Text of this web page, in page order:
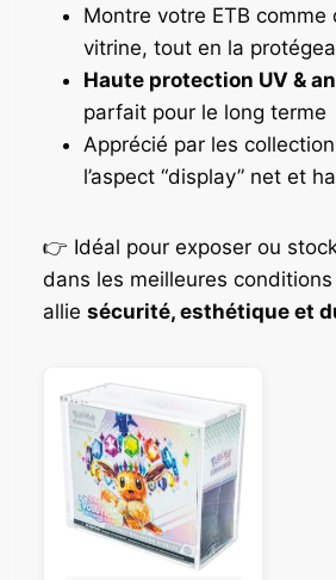
Montre votre ETB comme
vitrine, tout en la
Haute protection UV &
parfait pour le long terme
Apprécié par les
l’aspect “display” net et
👉 Idéal pour exposer ou
dans les meilleures
allie sécurité, esthétique et